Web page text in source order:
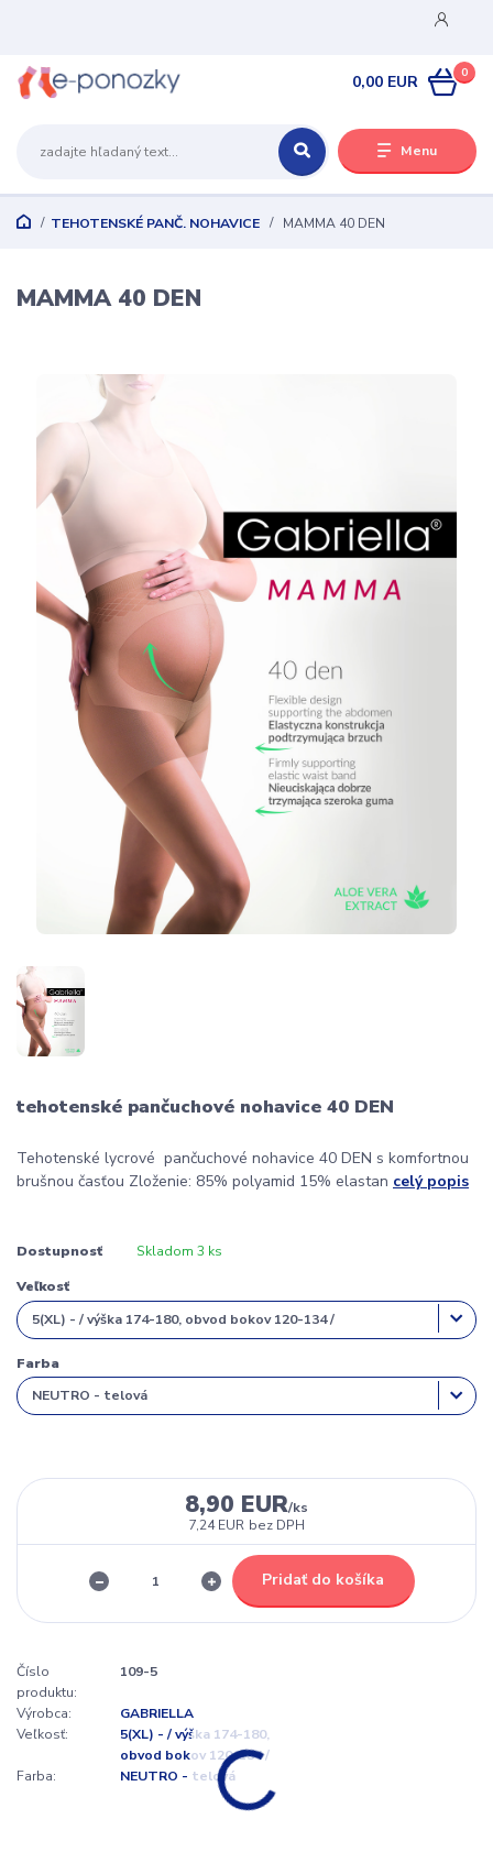
Menu
0
0,00 EUR
TEHOTENSKÉ PANČ. NOHAVICE MAMMA 40 DEN
MAMMA 40 DEN
tehotenské pančuchové nohavice 40 DEN
Tehotenské lycrové pančuchové nohavice 40 DEN s komfortnou
brušnou časťou Zloženie: 85% polyamid 15% elastan celý popis
Dostupnosť Skladom 3 ks
Veľkosť
Farba
8,90 EUR/ks
7,24 EUR bez DPH
Pridať do košíka
Číslo
produktu:
109-5
Výrobca:
GABRIELLA
Veľkosť:
5(XL) - / výška 174-180,
obvod bokov 120-134 /
Farba:
NEUTRO - telová